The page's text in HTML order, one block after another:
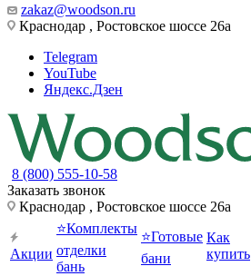
zakaz@woodson.ru
Краснодар , Ростовское шоссе 26а
Telegram
YouTube
Яндекс.Дзен
8 (800) 555-10-58
Заказать звонок
Краснодар , Ростовское шоссе 26а
Акции
⭐Комплекты
отделки
бань
⭐Готовые
бани
Как
купить